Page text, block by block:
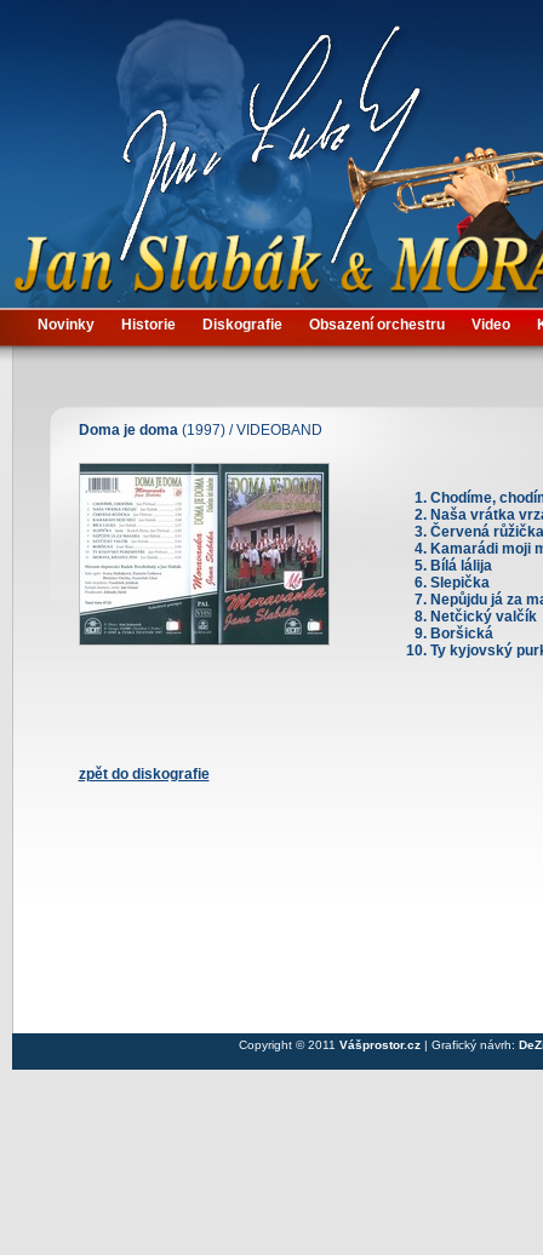
Novinky Historie Diskografie Obsazení orchestru Video
Doma je doma(1997) / VIDEOBAND
Chodíme,
Naša vrátka
Červená růžička
Kamarádi moji
Bílá lálija
Slepička
Nepůjdu já za
Netčický valčík
Boršická
Ty kyjovský
zpět do diskografie
Copyright © 2011 Vášprostor.cz | Grafický návrh: